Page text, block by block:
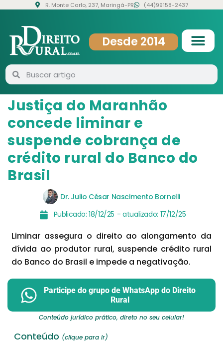
R. Monte Carlo, 237, Maringá-PR (44)99158-2437
Desde 2014
Justiça do Maranhão
concede liminar e
suspende cobrança de
crédito rural do Banco do
Brasil
Dr. Julio César Nascimento Bornelli
Publicado: 18/12/25 - atualizado: 17/12/25
Liminar assegura o direito ao alongamento da
dívida ao produtor rural, suspende crédito rural
do Banco do Brasil e impede a negativação.
Participe do grupo de WhatsApp do Direito
Rural
Conteúdo jurídico prático, direto no seu celular!
Conteúdo (clique para ir)